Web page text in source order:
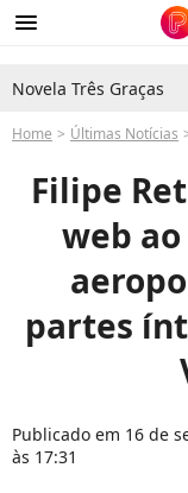
menu
Novela Três Graças
Home Últimas Notícias
Filipe
web
partes
Publicado em 16 de
às 17:31